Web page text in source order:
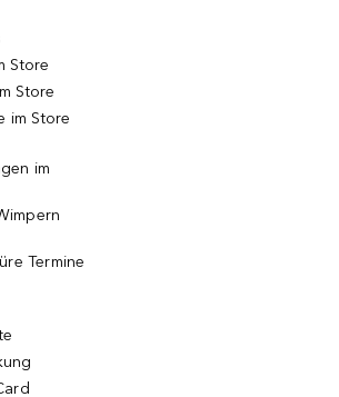
Store
Store
im Store
im
Termine